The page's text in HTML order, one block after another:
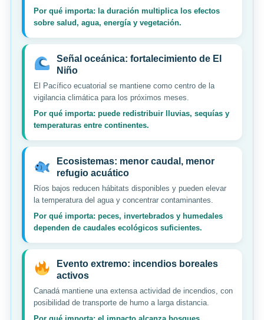
Por qué importa: la duración multiplica los efectos
sobre salud, agua, energía y vegetación.
Señal oceánica: fortalecimiento de El
Niño
El Pacífico ecuatorial se mantiene como centro de la
vigilancia climática para los próximos meses.
Por qué importa: puede redistribuir lluvias, sequías y
temperaturas entre continentes.
Ecosistemas: menor caudal, menor
refugio acuático
Ríos bajos reducen hábitats disponibles y pueden elevar
la temperatura del agua y concentrar contaminantes.
Por qué importa: peces, invertebrados y humedales
dependen de caudales ecológicos suficientes.
Evento extremo: incendios boreales
activos
Canadá mantiene una extensa actividad de incendios, con
posibilidad de transporte de humo a larga distancia.